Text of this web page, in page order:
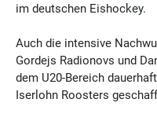
im deutschen Eishockey.
Auch die intensive
Gordejs Radionovs und
dem U20-Bereich
Iserlohn Roosters